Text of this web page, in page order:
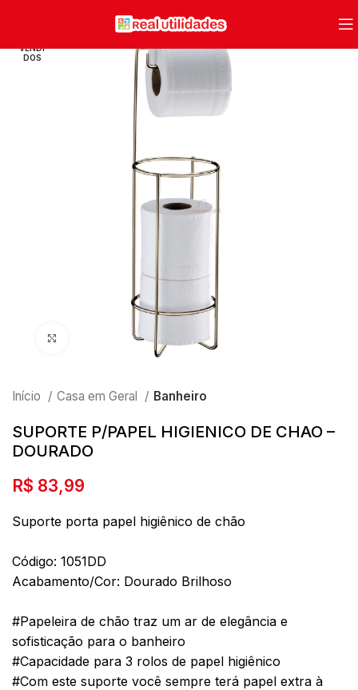
VENDI
DOS
Clique para ampliar
Início Casa em Geral Banheiro
SUPORTE P/PAPEL HIGIENICO DE CHAO –
DOURADO
R$ 83,99
Suporte porta papel higiênico de chão
Código: 1051DD
Acabamento/Cor: Dourado Brilhoso
#Papeleira de chão traz um ar de elegância e
sofisticação para o banheiro
#Capacidade para 3 rolos de papel higiênico
#Com este suporte você sempre terá papel extra à